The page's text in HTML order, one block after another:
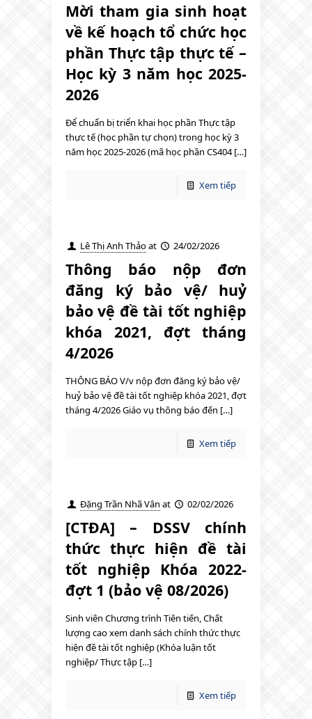
Mời tham gia sinh hoạt
về kế hoạch tổ chức học
phần Thực tập thực tế –
Học kỳ 3 năm học 2025-
2026
Để chuẩn bị triển khai học phần Thực tập
thực tế (học phần tự chọn) trong học kỳ 3
năm học 2025-2026 (mã học phần CS404 […]
Xem tiếp
Lê Thị Anh Thảoat 24/02/2026
Thông báo nộp đơn
đăng ký bảo vệ/ huỷ
bảo vệ đề tài tốt nghiệp
khóa 2021, đợt tháng
4/2026
THÔNG BÁO V/v nộp đơn đăng ký bảo vệ/
huỷ bảo vệ đề tài tốt nghiệp khóa 2021, đợt
tháng 4/2026 Giáo vụ thông báo đến […]
Xem tiếp
Đặng Trần Nhã Vân at 02/02/2026
[CTĐA] – DSSV chính
thức thực hiện đề tài
tốt nghiệp Khóa 2022-
đợt 1 (bảo vệ 08/2026)
Sinh viên Chương trình Tiên tiến, Chất
lượng cao xem danh sách chính thức thực
hiện đề tài tốt nghiệp (Khóa luận tốt
nghiệp/ Thực tập […]
Xem tiếp